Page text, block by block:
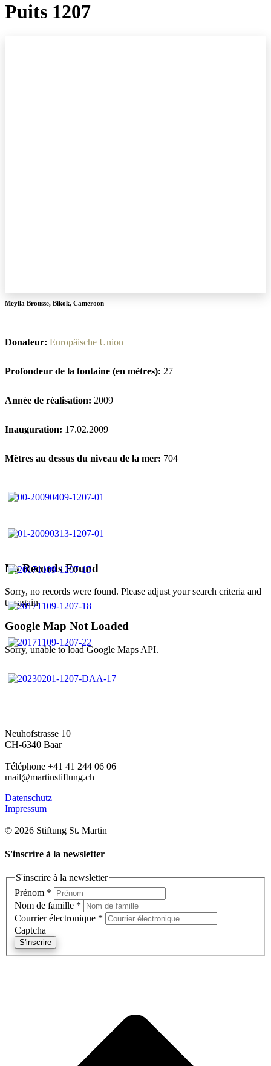
Puits 1207
No Records Found
Sorry, no records were found. Please adjust your search criteria and
try again.
Google Map Not Loaded
Sorry, unable to load Google Maps API.
Meyila Brousse, Bikok, Cameroon
Donateur: Europäische Union
Profondeur de la fontaine (en mètres): 27
Année de réalisation: 2009
Inauguration: 17.02.2009
Mètres au dessus du niveau de la mer: 704
Neuhofstrasse 10
CH-6340 Baar
Téléphone +41 41 244 06 06
mail@martinstiftung.ch
Datenschutz
Impressum
© 2026 Stiftung St. Martin
S'inscrire à la newsletter
S'inscrire à la newsletter
Prénom *
Nom de famille *
Courrier électronique *
Captcha
S'inscrire